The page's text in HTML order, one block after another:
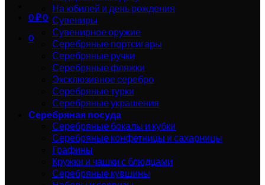
0₽0
0
На юбилей и день рождения
Сувениры
Сувенирное оружие
Серебряные портсигары
Серебряные ручки
Серебряные фляжки
Эксклюзивное серебро
Серебряные турки
Серебряные украшения
Серебряная посуда
Серебряные бокалы и кубки
Серебряные конфетницы и сахарницы
Графины
Кружки и чашки с блюдцами
Серебряные кувшины